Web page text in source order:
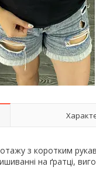
з коротким
на ґратці,